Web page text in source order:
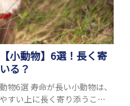
小動物】6選！長く寄
る？
物6選 寿命が長い小動物は、
すい上に長く寄り添うこと